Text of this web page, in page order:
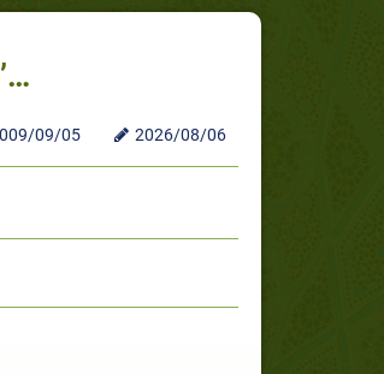
09/05 2026/08/06